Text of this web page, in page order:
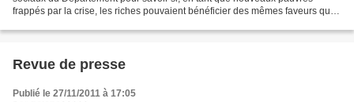
frappés par la crise, les riches pouvaient bénéficier des mêmes faveurs que
Revue de presse
Publié le 27/11/2011 à 17:05